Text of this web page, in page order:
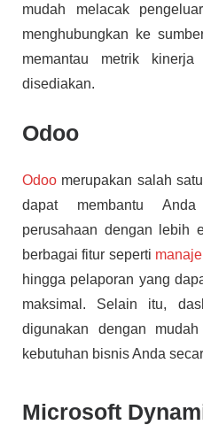
mudah melacak
menghubungkan ke
memantau metrik
disediakan.
Odoo
Odoo merupakan salah
dapat membantu Anda
perusahaan dengan lebih
berbagai fitur seperti
hingga pelaporan yang
maksimal. Selain itu,
digunakan dengan
kebutuhan bisnis Anda
Microsoft